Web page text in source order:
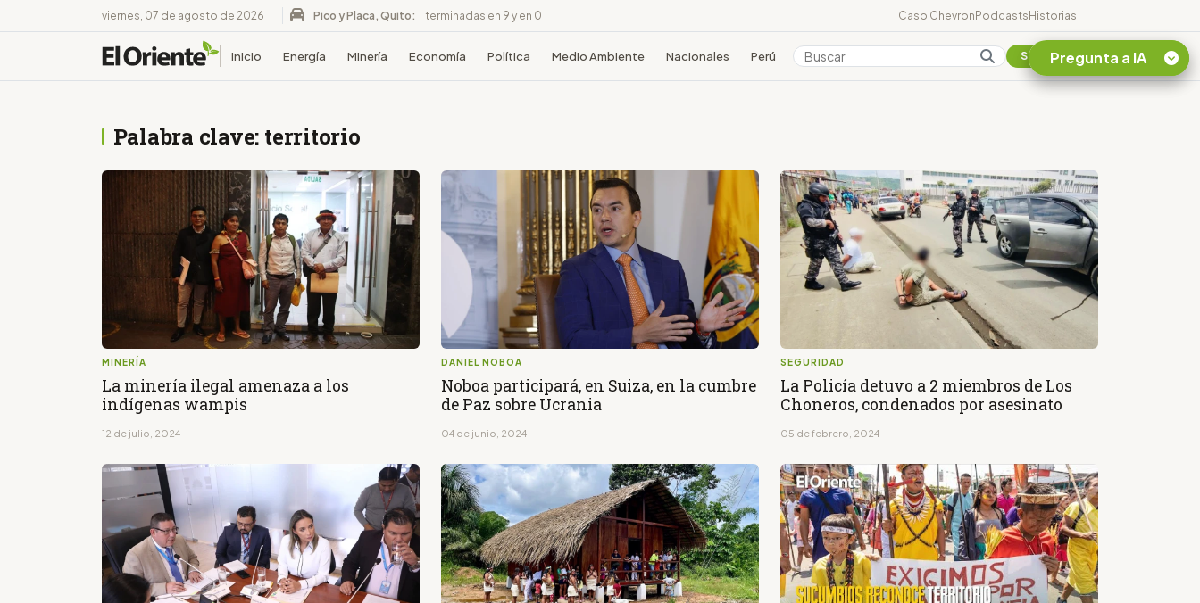
viernes, 07 de agosto de 2026 Pico y Placa, Quito: terminadas en 9 y en 0 Caso ChevronPodcastsHistorias
Inicio Energía Minería Economía Política Medio Ambiente Nacionales Perú Colombia Suscribirse
Palabra clave: territorio
MINERÍA
La minería ilegal amenaza a los
indígenas wampis
12 de julio, 2024
DANIEL NOBOA
Noboa participará, en Suiza, en la cumbre
de Paz sobre Ucrania
04 de junio, 2024
SEGURIDAD
La Policía detuvo a 2 miembros de Los
Choneros, condenados por asesinato
05 de febrero, 2024
Pregunta a IA
Listar destinos
turísticos de la
Amazonia Ecuatoriana
¿En que consiste la
tasa minera que rige en
Ecuador?